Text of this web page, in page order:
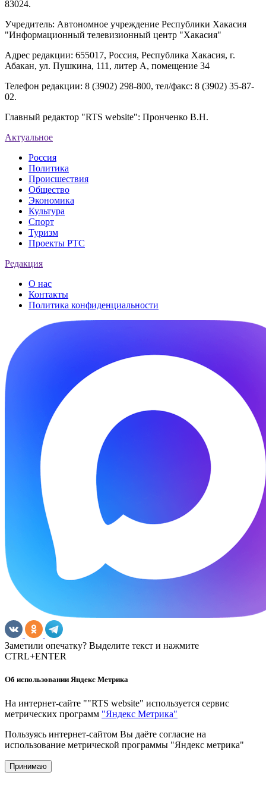
83024.
Учредитель: Автономное учреждение Республики Хакасия
"Информационный телевизионный центр "Хакасия"
Адрес редакции: 655017, Россия, Республика Хакасия, г.
Абакан, ул. Пушкина, 111, литер А, помещение 34
Телефон редакции: 8 (3902) 298-800, тел/факс: 8 (3902) 35-87-
02.
Главный редактор "RTS website": Пронченко В.Н.
Актуальное
Россия
Политика
Происшествия
Общество
Экономика
Культура
Спорт
Туризм
Проекты РТС
Редакция
О нас
Контакты
Политика конфиденциальности
Заметили опечатку? Выделите текст и нажмите
CTRL+ENTER
Об использовании Яндекс Метрика
На интернет-сайте ""RTS website" используется сервис
метрических программ "Яндекс Метрика"
Пользуясь интернет-сайтом Вы даёте согласие на
использование метрической программы "Яндекс метрика"
Принимаю